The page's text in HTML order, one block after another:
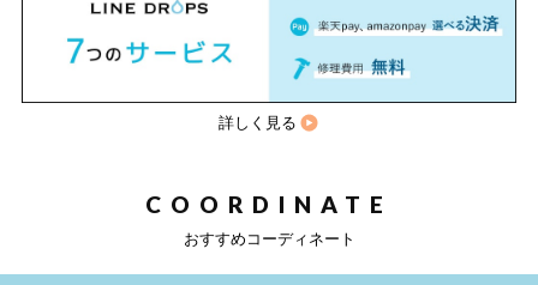
詳しく見る
COORDINATE
おすすめコーディネート